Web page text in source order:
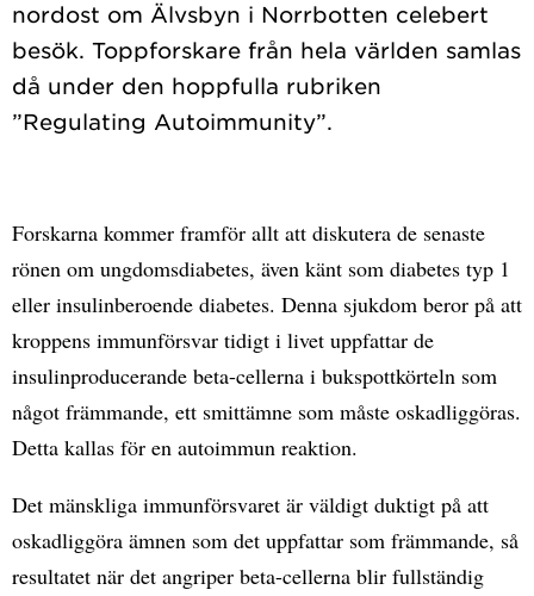
nordost om Älvsbyn i Norrbotten celebert
besök. Toppforskare från hela världen samlas
då under den hoppfulla rubriken
Forskarna kommer framför allt att diskutera de senaste
rönen om ungdomsdiabetes, även känt som diabetes typ 1
eller insulinberoende diabetes. Denna sjukdom beror på att
kroppens immunförsvar tidigt i livet uppfattar de
insulinproducerande beta-cellerna i bukspottkörteln som
något främmande, ett smittämne som måste oskadliggöras.
Detta kallas för en autoimmun reaktion.
Det mänskliga immunförsvaret är väldigt duktigt på att
oskadliggöra ämnen som det uppfattar som främmande, så
resultatet när det angriper beta-cellerna blir fullständig